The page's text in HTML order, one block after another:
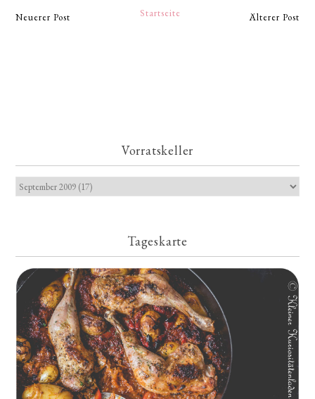
Neuerer Post Älterer Post
Startseite
Vorratskeller
Tageskarte